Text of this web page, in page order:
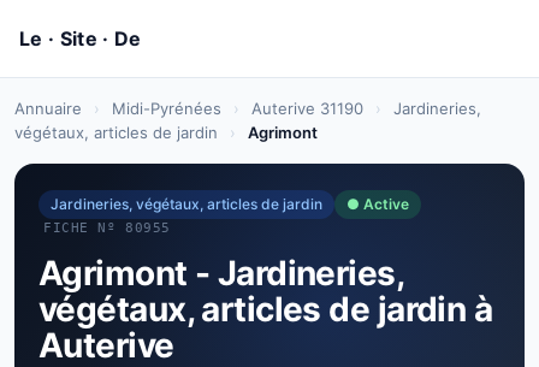
Annuaire › Midi-Pyrénées › Auterive 31190 ›
Jardineries,
végétaux, articles de jardin
› Agrimont
Jardineries, végétaux, articles de jardin ● Active
FICHE Nº 80955
Agrimont - Jardineries,
végétaux, articles de jardin à
Auterive